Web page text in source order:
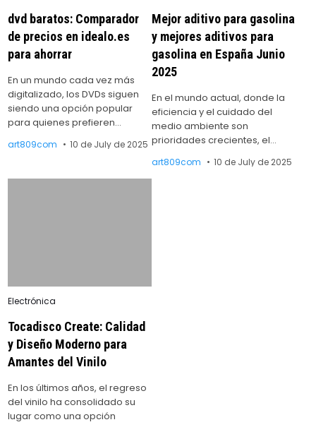
dvd baratos: Comparador
de precios en idealo.es
para ahorrar
En un mundo cada vez más
digitalizado, los DVDs siguen
siendo una opción popular
para quienes prefieren…
art809com 10 de July de 2025
Mejor aditivo para gasolina
y mejores aditivos para
gasolina en España Junio
2025
En el mundo actual, donde la
eficiencia y el cuidado del
medio ambiente son
prioridades crecientes, el…
art809com 10 de July de 2025
Posted
Electrónica
Tocadisco Create: Calidad
y Diseño Moderno para
Amantes del Vinilo
En los últimos años, el regreso
del vinilo ha consolidado su
lugar como una opción